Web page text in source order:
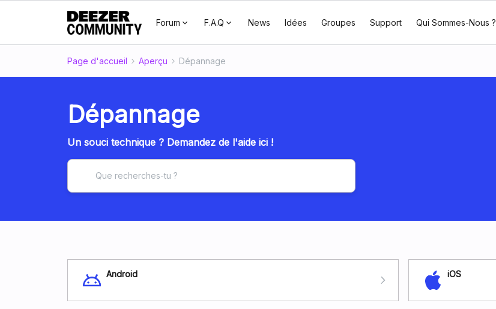
Forum F.A.Q News Idées Groupes Support Qui Sommes-Nous ?
Page d'accueil Aperçu Dépannage
Dépannage
Un souci technique ? Demandez de l'aide ici !
Android iOS